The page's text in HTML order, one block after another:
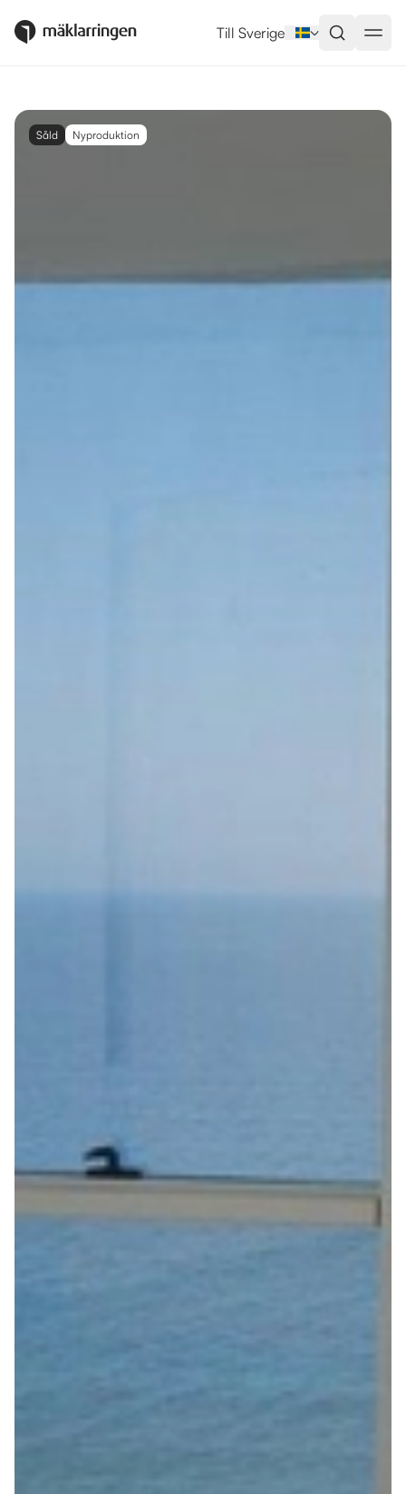
Till Sverige
Såld Nyproduktion